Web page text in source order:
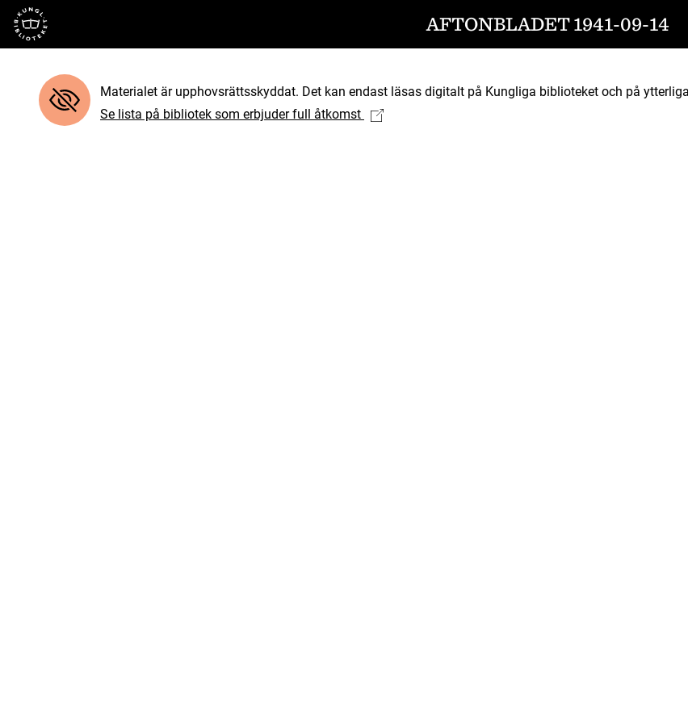
Till startsidan AFTONBLADET 1941-09-14
Materialet är upphovsrättsskyddat. Det kan endast läsas digitalt på Kungliga biblioteket och på
Se lista på bibliotek som erbjuder full åtkomst